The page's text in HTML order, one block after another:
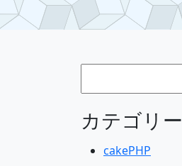
カテゴリー
cakePHP